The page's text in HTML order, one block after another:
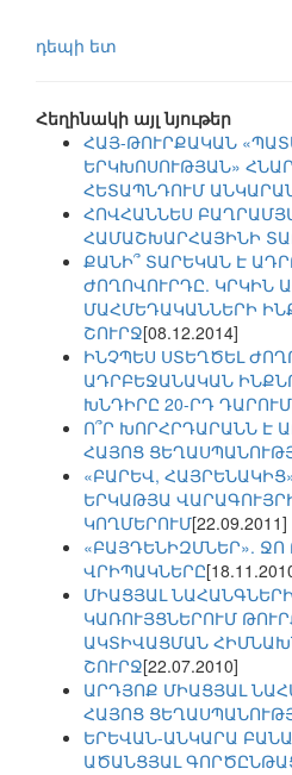
դեպի ետ
Հեղինակի այլ նյութեր
ՀԱՅ-ԹՈՒՐՔԱԿԱՆ
ԵՐԿԽՈՍՈՒԹՅԱՆ»
ՀԵՏԱՊՆԴՈՒՄ
ՀՈՎՀԱՆՆԵՍ
ՀԱՄԱՇԽԱՐՀԱՅԻՆԻ
ՔԱՆԻ՞ ՏԱՐԵԿԱՆ Է
ԺՈՂՈՎՈՒՐԴԸ. ԿՐԿԻՆ
ՄԱՀՄԵԴԱԿԱՆՆԵՐԻ
ՇՈՒՐՋ[08.12.2014]
ԻՆՉՊԵՍ ՍՏԵՂԾԵԼ
ԱԴՐԲԵՋԱՆԱԿԱՆ
ԽՆԴԻՐԸ 20-ՐԴ ԴԱՐՈՒՄ
Ո՞Ր ԽՈՐՀՐԴԱՐԱՆՆ Է
ՀԱՅՈՑ
«ԲԱՐԵՎ,
ԵՐԿԱԹՅԱ
ԿՈՂՄԵՐՈՒՄ[22.09.2011]
«ԲԱՅԴԵՆԻԶՄՆԵՐ». ՋՈ
ՎՐԻՊԱԿՆԵՐԸ
ՄԻԱՑՅԱԼ
ԿԱՌՈՒՅՑՆԵՐՈՒՄ
ԱԿՏԻՎԱՑՄԱՆ
ՇՈՒՐՋ[22.07.2010]
ԱՐԴՅՈՔ ՄԻԱՑՅԱԼ
ՀԱՅՈՑ
ԵՐԵՎԱՆ-ԱՆԿԱՐԱ
ԱԾԱՆՑՅԱԼ